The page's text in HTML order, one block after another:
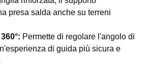
presa salda anche su terreni
Permette di regolare l'angolo di
di guida più sicura e